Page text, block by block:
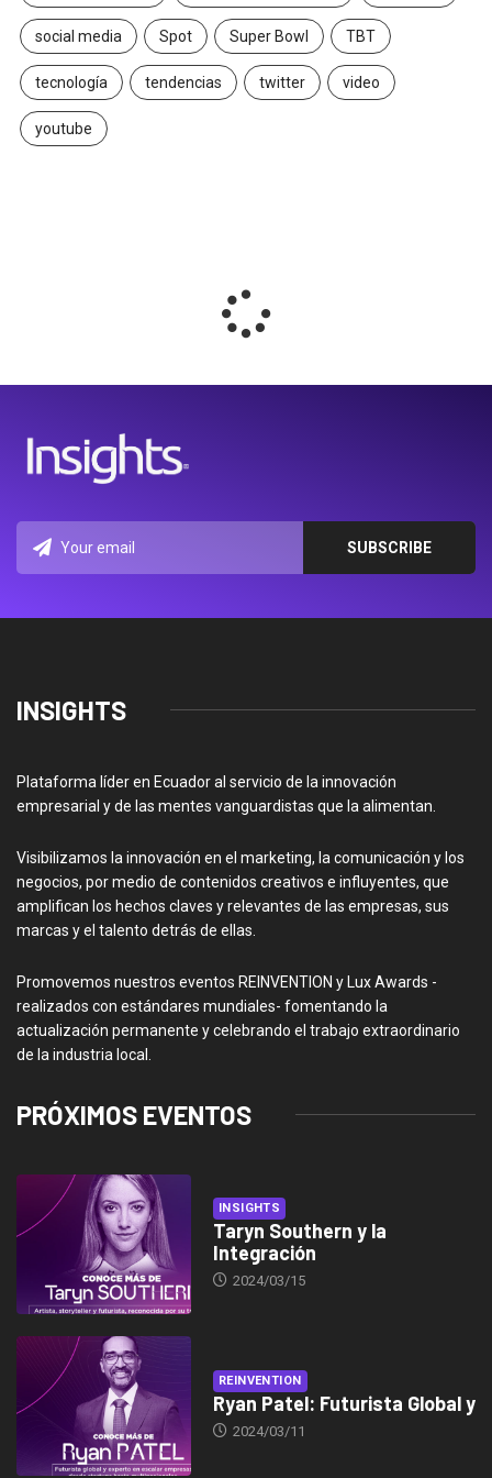
social media Spot Super Bowl TBT
tecnología tendencias twitter video
youtube
INSIGHTS
Plataforma líder en Ecuador al servicio de la innovación
empresarial y de las mentes vanguardistas que la alimentan.
Visibilizamos la innovación en el marketing, la comunicación y los
negocios, por medio de contenidos creativos e influyentes, que
amplifican los hechos claves y relevantes de las empresas, sus
marcas y el talento detrás de ellas.
Promovemos nuestros eventos REINVENTION y Lux Awards -
realizados con estándares mundiales- fomentando la
actualización permanente y celebrando el trabajo extraordinario
de la industria local.
PRÓXIMOS EVENTOS
INSIGHTS
Taryn Southern y la
Integración
2024/03/15
REINVENTION
Ryan Patel: Futurista Global y
2024/03/11